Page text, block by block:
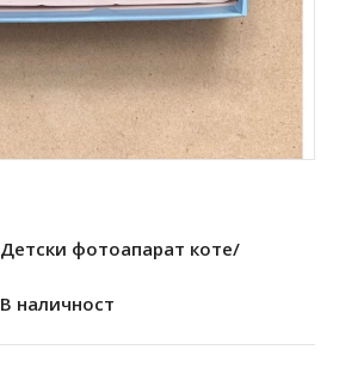
Детски фотоапарат коте/
В наличност